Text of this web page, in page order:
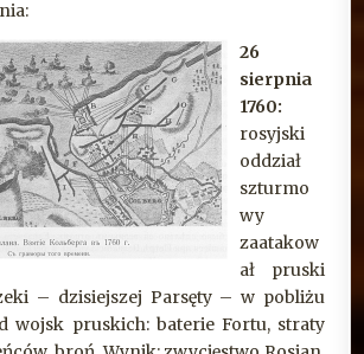
26
sierpnia
1760:
rosyjski
oddział
szturmo
wy
zaatakow
ał pruski
– dzisiejszej Parsęty – w pobliżu
wojsk pruskich: baterie Fortu, straty